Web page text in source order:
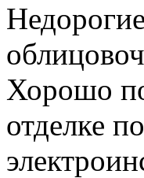
Хорошо
отделке